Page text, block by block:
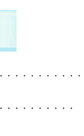
・・・・・・・・・
・・・・・・・・・